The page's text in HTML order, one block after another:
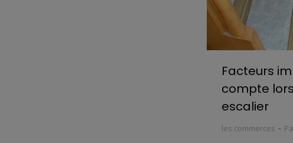
Facteurs
compte
escalier
les commerces